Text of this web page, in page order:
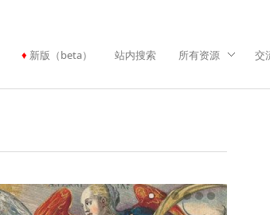
新版（beta） 站内搜索 所有资源 交